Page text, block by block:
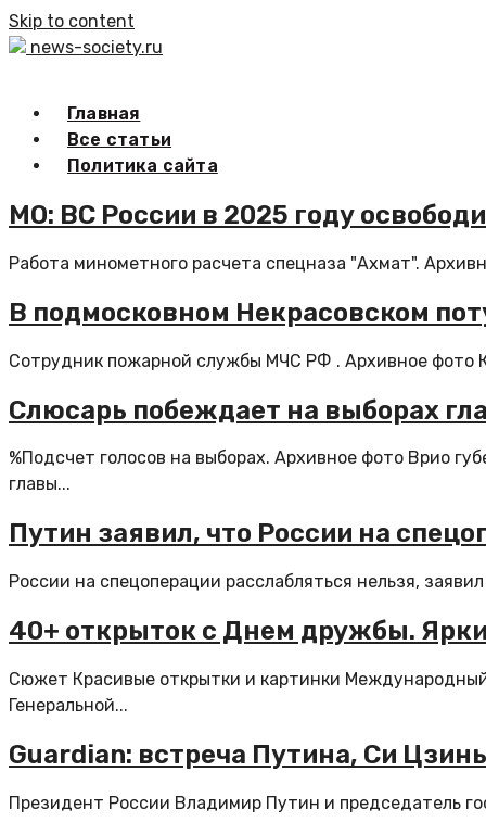
Skip to content
news-society.ru
Главная
Все статьи
Политика сайта
МО: ВС России в 2025 году
Работа минометного расчета спецназа "Ахмат".
В подмосковном Некрасовском
Сотрудник пожарной службы МЧС РФ . Архивное фото
Слюсарь побеждает на выборах
%Подсчет голосов на выборах. Архивное фото Врио
главы...
Путин заявил, что России на
России на спецоперации расслабляться нельзя,
40+ открыток с Днем дружбы.
Сюжет Красивые открытки и картинки
Генеральной...
Guardian: встреча Путина, Си
Президент России Владимир Путин и председатель